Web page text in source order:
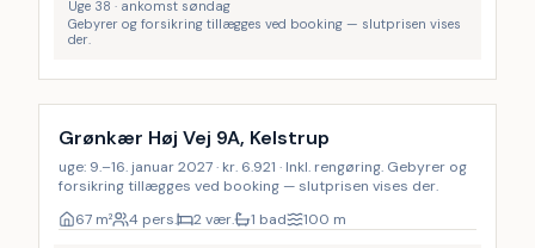
Uge 38 · ankomst søndag
Gebyrer og forsikring tillægges ved booking — slutprisen vises
der.
Inkl. rengøring
Grønkær Høj Vej 9A, Kelstrup
uge: 9.–16. januar 2027 · kr. 6.921 · Inkl. rengøring. Gebyrer og
forsikring tillægges ved booking — slutprisen vises der.
67 m² 4 pers. 2 vær. 1 bad 100 m